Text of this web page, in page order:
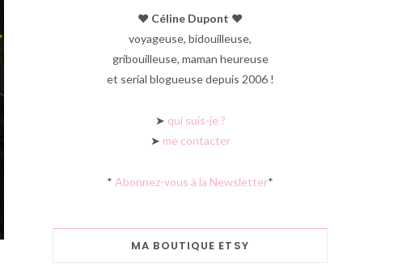
♥︎ Céline Dupont ♥︎
voyageuse, bidouilleuse,
gribouilleuse, maman heureuse
et serial blogueuse depuis 2006 !
➤ qui suis-je ?
➤ me contacter
* Abonnez-vous à la Newsletter*
MA BOUTIQUE ETSY